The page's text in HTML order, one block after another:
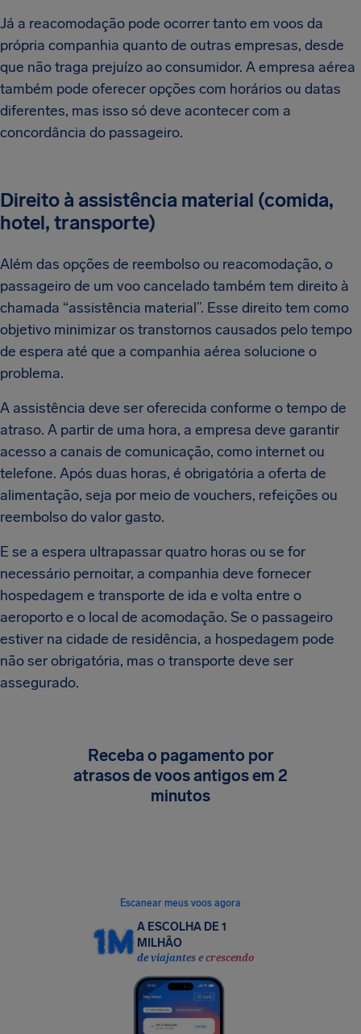
Já a reacomodação pode ocorrer tanto em voos da
própria companhia quanto de outras empresas, desde
que não traga prejuízo ao consumidor. A empresa aérea
também pode oferecer opções com horários ou datas
diferentes, mas isso só deve acontecer com a
concordância do passageiro.
Direito à assistência material (comida,
hotel, transporte)
Além das opções de reembolso ou reacomodação, o
passageiro de um voo cancelado também tem direito à
chamada “assistência material”. Esse direito tem como
objetivo minimizar os transtornos causados pelo tempo
de espera até que a companhia aérea solucione o
problema.
A assistência deve ser oferecida conforme o tempo de
atraso. A partir de uma hora, a empresa deve garantir
acesso a canais de comunicação, como internet ou
telefone. Após duas horas, é obrigatória a oferta de
alimentação, seja por meio de vouchers, refeições ou
reembolso do valor gasto.
E se a espera ultrapassar quatro horas ou se for
necessário pernoitar, a companhia deve fornecer
hospedagem e transporte de ida e volta entre o
aeroporto e o local de acomodação. Se o passageiro
estiver na cidade de residência, a hospedagem pode
não ser obrigatória, mas o transporte deve ser
assegurado.
Receba o pagamento por
atrasos de voos antigos em 2
minutos
Escanear meus voos agora
A ESCOLHA DE 1
MILHÃO
de viajantes e crescendo